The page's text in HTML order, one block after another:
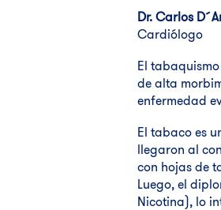
Dr. Carlos
Cardiólogo
El
de alta
enfermedad
El tabaco es
llegaron al
con hojas de
Luego, el
Nicotina), lo